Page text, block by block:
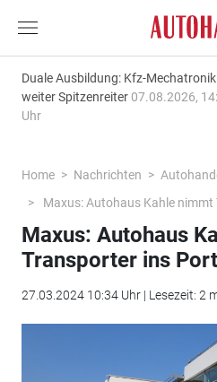
Duale Ausbildung: Kfz-Mechatronik
weiter Spitzenreiter 07.08.2026,
Uhr
Home Nachrichten
Maxus: Autohaus Kahle
Maxus: Autohaus
Transporter ins
27.03.2024 10:34 Uhr | Lesezeit: 2